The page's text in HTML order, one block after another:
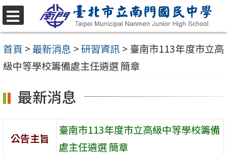
跳
至
主
要
容
選
單
首頁 >最新消息 >研習資訊 > 臺南市113年度市立高
級中等學校籌備處主任遴選 簡章
最新消息
公告主旨
臺南市113年度市立高級中等學校籌備
處主任遴選 簡章